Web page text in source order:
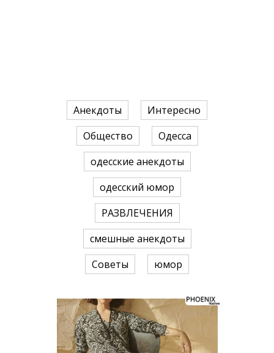
Анекдоты
Интересно
Общество
Одесса
одесские анекдоты
одесский юмор
РАЗВЛЕЧЕНИЯ
смешные анекдоты
Советы
юмор